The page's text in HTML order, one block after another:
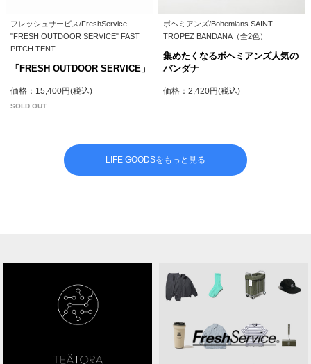
フレッシュサービス/FreshService
"FRESH OUTDOOR SERVICE" FAST
PITCH TENT
「FRESH OUTDOOR SERVICE」
価格：15,400円(税込)
SOLD OUT
ボヘミアンズ/Bohemians SAINT-
TROPEZ BANDANA（全2色）
集めたくなるボヘミアンズ人気の
バンダナ
価格：2,420円(税込)
LIFE GOODSをもっと見る